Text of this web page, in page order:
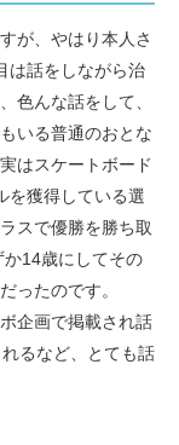
が、やはり本人さ
は話をしながら治
色んな話をして、
いる普通のおとな
はスケートボード
を獲得している選
スで優勝を勝ち取
14歳にしてその
ったのです。
企画で掲載され話
るなど、とても話